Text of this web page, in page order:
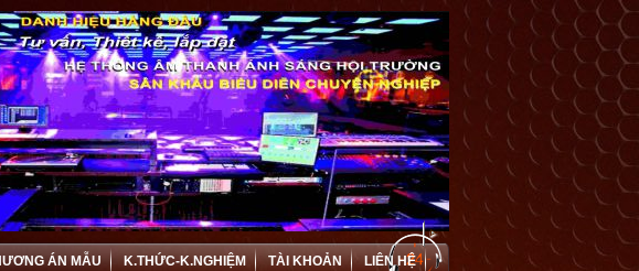
ÁN MẪU K.THỨC-K.NGHIỆM TÀI KHOẢN LIÊN HỆ